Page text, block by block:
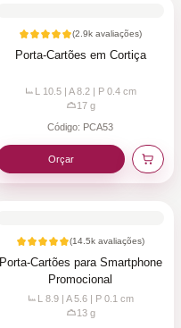
(2.9k avaliações)
Porta-Cartões em Cortiça
L 10.5 | A 8.2 | P 0.4 cm
17g
Código: PCA53
Orçar
(14.5k avaliações)
Porta-Cartões para Smartphone
Promocional
L 8.9 | A 5.6 | P 0.1 cm
13g